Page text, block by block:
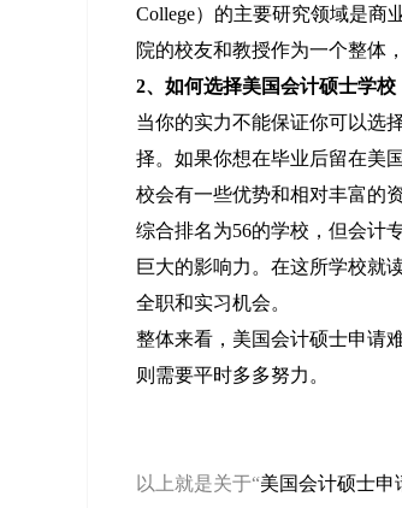
College）的主要研究领域是商
院的校友和教授作为一个整体
2、如何选择美国会计硕士学校
当你的实力不能保证你可以选
择。如果你想在毕业后留在美
校会有一些优势和相对丰富的
综合排名为56的学校，但会计
巨大的影响力。在这所学校就
全职和实习机会。
整体来看，美国会计硕士申请
则需要平时多多努力。
以上就是关于“美国会计硕士申